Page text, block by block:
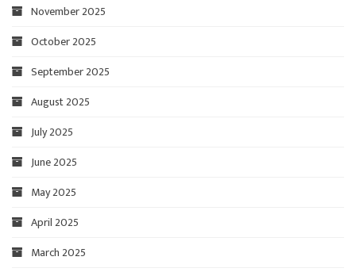
November 2025
October 2025
September 2025
August 2025
July 2025
June 2025
May 2025
April 2025
March 2025